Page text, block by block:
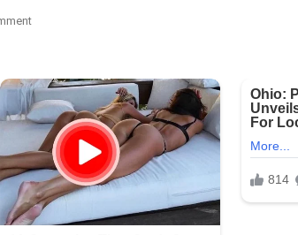
On
ફિલ્મમાં
બિકિની
પહેરવી
છે…’
જ્યારે
ઈશા
દેઓલે
આ